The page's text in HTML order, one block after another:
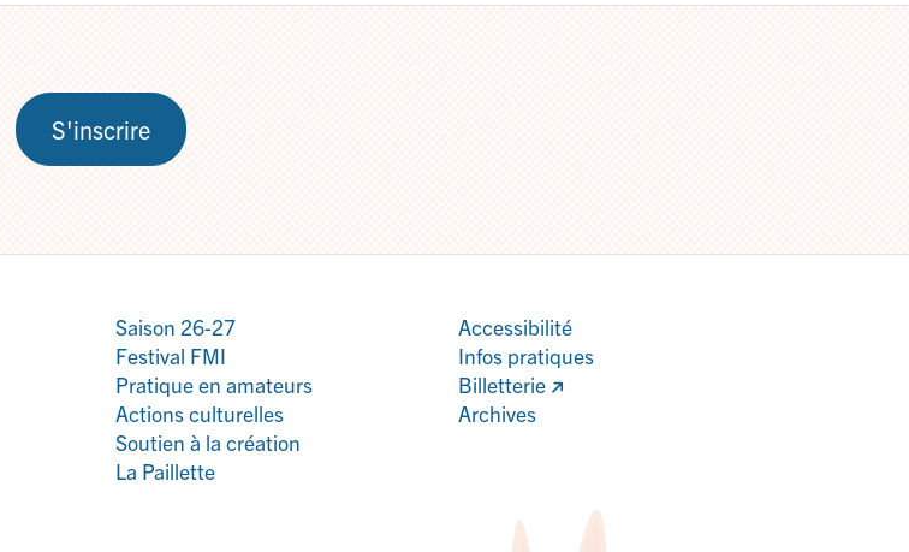
S'inscrire
Saison 26-27
Festival FMI
Pratique en amateurs
Actions culturelles
Soutien à la création
La Paillette
Accessibilité
Infos pratiques
Billetterie
Archives